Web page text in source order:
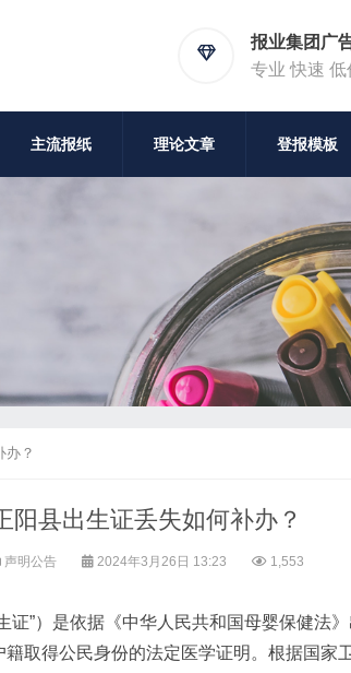
报业集团广
专业 快速 低
主流报纸 理论文章 登报模板
办？
阳县出生证丢失如何补办？
声明公告 2024年3月26日 13:23 1,553
证”）是依据《中华人民共和国母婴保健法
取得公民身份的法定医学证明。根据国家